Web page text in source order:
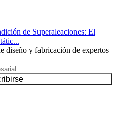
de Superaleaciones: El
diseño y fabricación de expertos